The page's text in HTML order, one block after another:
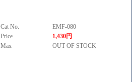
Cat No.
EMF-080
Price
1,430円
Max
OUT OF STOCK